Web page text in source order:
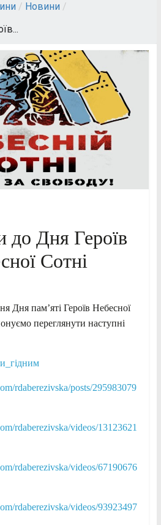
/ Новини /
до Дня Героїв
Сотні
Дня пам’яті Героїв Небесної
переглянути наступні
rdaberezivska/posts/295983079
rdaberezivska/videos/13123621
rdaberezivska/videos/67190676
rdaberezivska/videos/93923497